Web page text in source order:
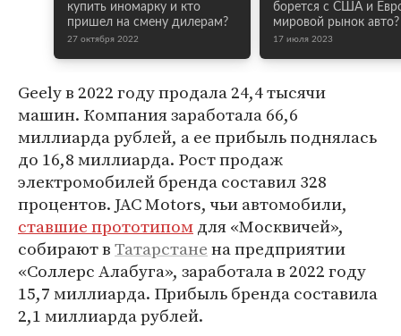
купить иномарку и кто
пришел на смену дилерам?
27 октября 2022
борется с США и
мировой рынок авто?
17 июля 2023
Geely в 2022 году продала 24,4 тысячи
машин. Компания заработала 66,6
миллиарда рублей, а ее прибыль поднялась
до 16,8 миллиарда. Рост продаж
электромобилей бренда составил 328
процентов. JAC Motors, чьи автомобили,
ставшие прототипомдля «Москвичей»,
собирают вТатарстанена предприятии
«Соллерс Алабуга», заработала в 2022 году
15,7 миллиарда. Прибыль бренда составила
2,1 миллиарда рублей.